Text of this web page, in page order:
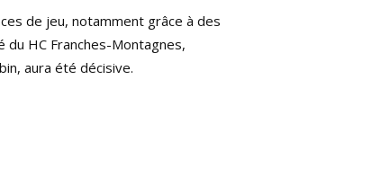
de jeu, notamment grâce à des
du HC Franches-Montagnes,
aura été décisive.